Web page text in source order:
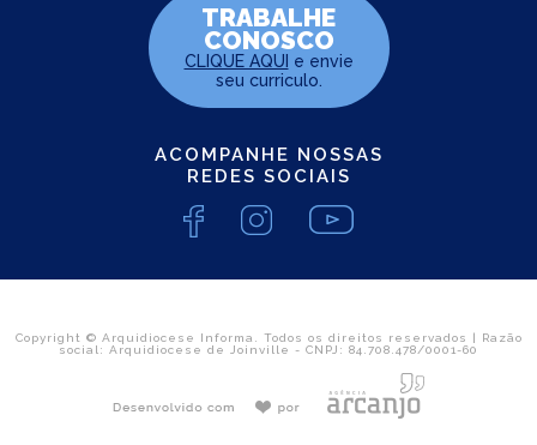
TRABALHE
CONOSCO
CLIQUE AQUI e envie
seu curriculo.
ACOMPANHE NOSSAS
REDES SOCIAIS
Copyright © Arquidiocese Informa. Todos os direitos reservados | Razão
social: Arquidiocese de Joinville - CNPJ: 84.708.478/0001-60